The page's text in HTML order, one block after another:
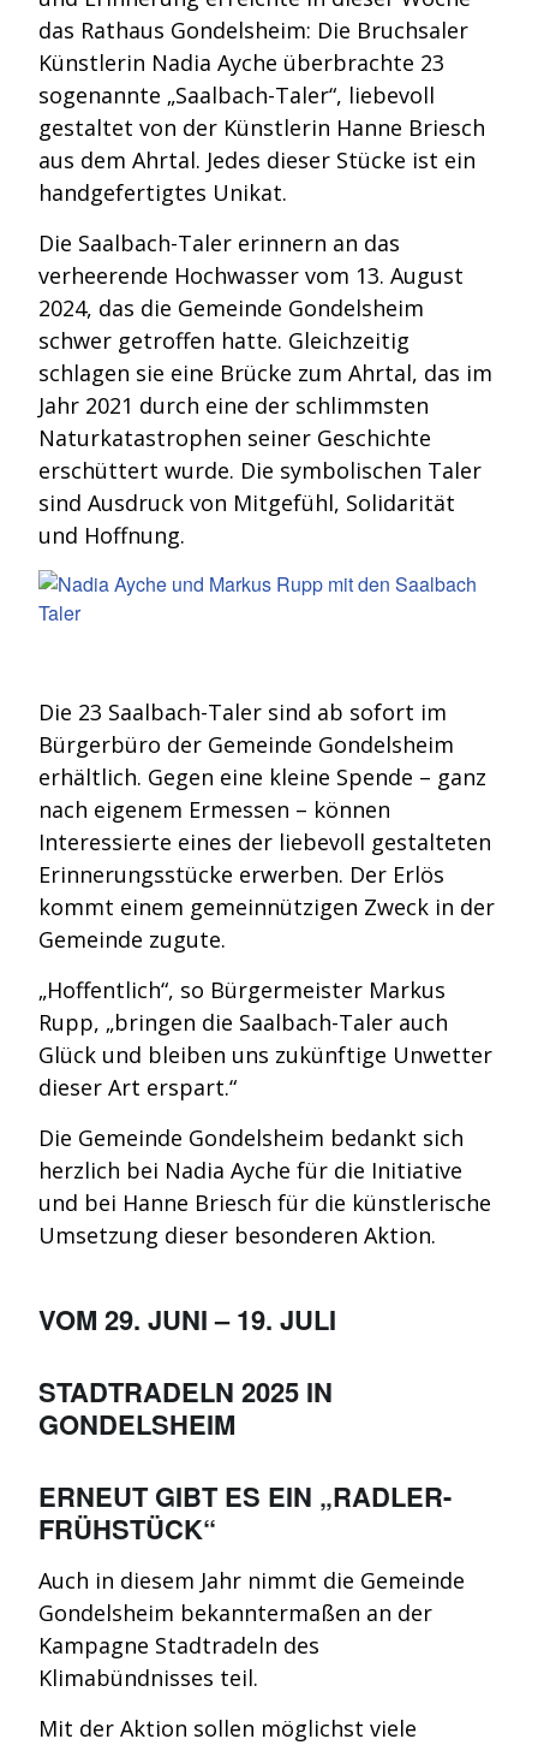
das Rathaus Gondelsheim: Die Bruchsaler
Künstlerin Nadia Ayche überbrachte 23
sogenannte „Saalbach-Taler“, liebevoll
gestaltet von der Künstlerin Hanne Briesch
aus dem Ahrtal. Jedes dieser Stücke ist ein
handgefertigtes Unikat.
Die Saalbach-Taler erinnern an das
verheerende Hochwasser vom 13. August
2024, das die Gemeinde Gondelsheim
schwer getroffen hatte. Gleichzeitig
schlagen sie eine Brücke zum Ahrtal, das im
Jahr 2021 durch eine der schlimmsten
Naturkatastrophen seiner Geschichte
erschüttert wurde. Die symbolischen Taler
sind Ausdruck von Mitgefühl, Solidarität
und Hoffnung.
Die 23 Saalbach-Taler sind ab sofort im
Bürgerbüro der Gemeinde Gondelsheim
erhältlich. Gegen eine kleine Spende – ganz
nach eigenem Ermessen – können
Interessierte eines der liebevoll gestalteten
Erinnerungsstücke erwerben. Der Erlös
kommt einem gemeinnützigen Zweck in der
Gemeinde zugute.
„Hoffentlich“, so Bürgermeister Markus
Rupp, „bringen die Saalbach-Taler auch
Glück und bleiben uns zukünftige Unwetter
dieser Art erspart.“
Die Gemeinde Gondelsheim bedankt sich
herzlich bei Nadia Ayche für die Initiative
und bei Hanne Briesch für die künstlerische
Umsetzung dieser besonderen Aktion.
VOM 29. JUNI – 19. JULI
STADTRADELN 2025 IN
GONDELSHEIM
ERNEUT GIBT ES EIN „RADLER-
FRÜHSTÜCK“
Auch in diesem Jahr nimmt die Gemeinde
Gondelsheim bekanntermaßen an der
Kampagne Stadtradeln des
Klimabündnisses teil.
Mit der Aktion sollen möglichst viele